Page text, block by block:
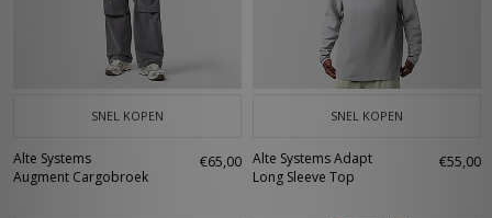
SNEL KOPEN
Alte Systems
Augment Cargobroek
€65,00
SNEL KOPEN
Alte Systems Adapt
Long Sleeve Top
€55,00